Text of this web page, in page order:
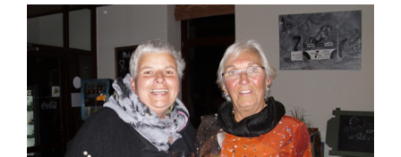
Zeige
grösseres